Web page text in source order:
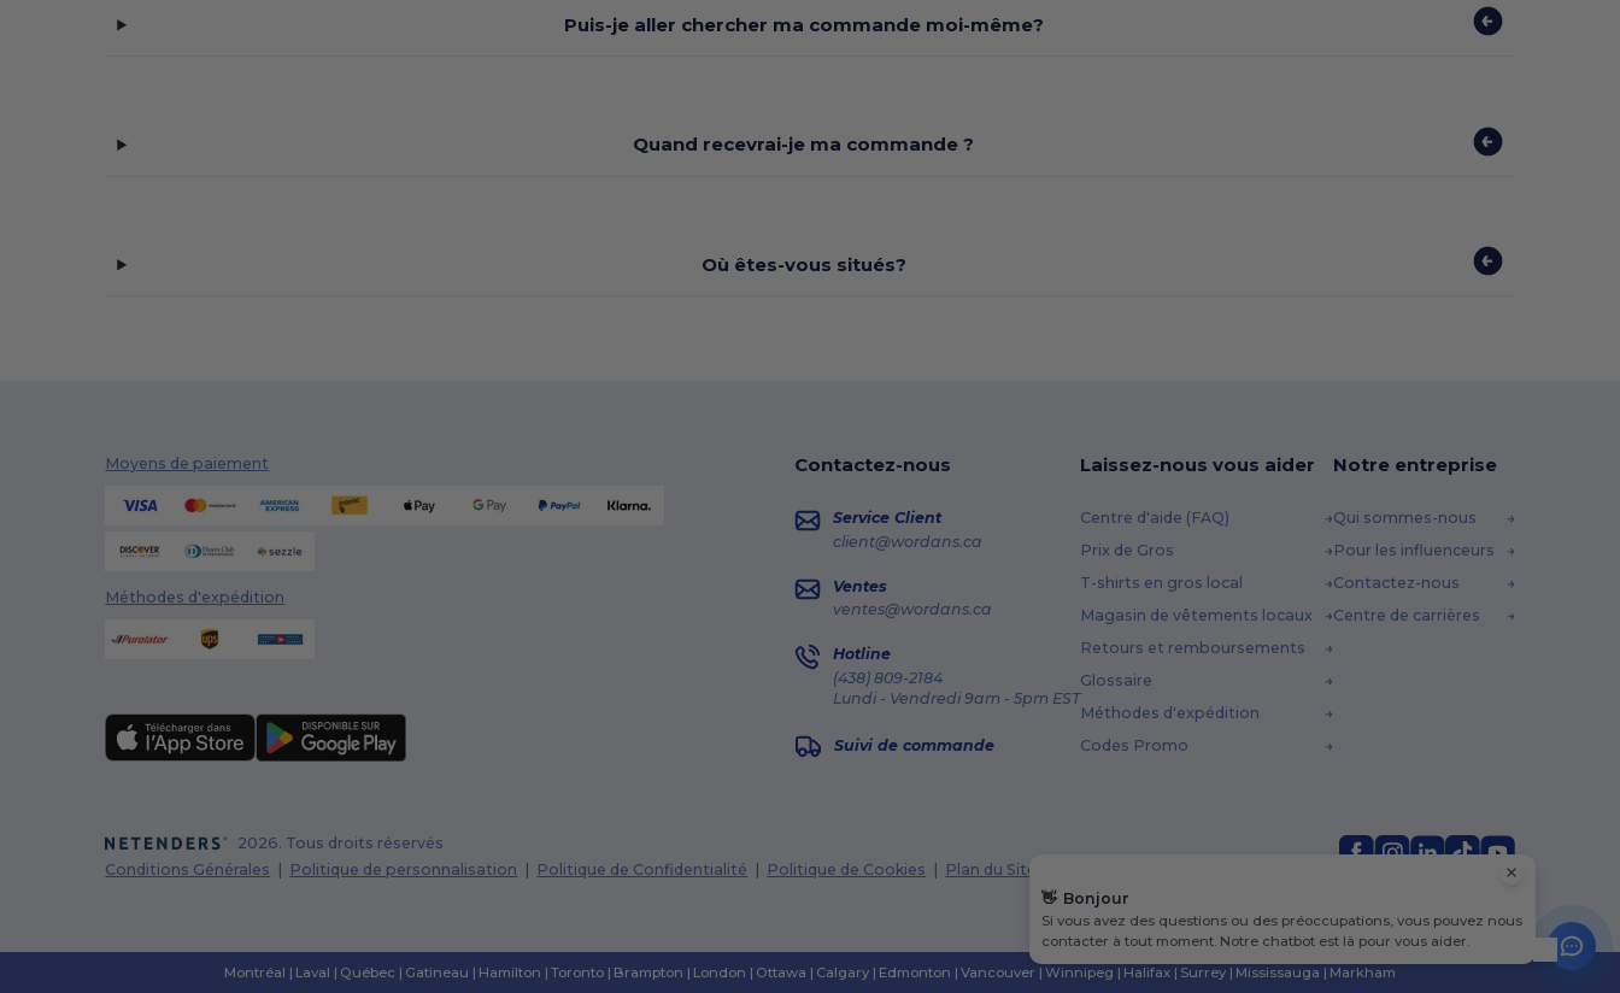
Puis-je aller chercher ma commande moi-même?
Quand recevrai-je ma commande ?
Où êtes-vous situés?
Moyens de paiement
Méthodes d'expédition
Contactez-nous
Service Client
client@wordans.ca
Ventes
ventes@wordans.ca
Hotline
(438) 809-2184
Lundi - Vendredi 9am - 5pm EST
Suivi de commande
Laissez-nous vous aider
Centre d'aide (FAQ)
Prix de Gros
T-shirts en gros local
Magasin de vêtements locaux
Retours et remboursements
Glossaire
Méthodes d'expédition
Codes Promo
Notre entreprise
Qui sommes-nous
Pour les influenceurs
Contactez-nous
Centre de carrières
2026. Tous droits réservés
Conditions Générales
Politique de personnalisation Politique de Confidentialité Politique de Cookies Plan du Site
Montréal | Laval | Québec | Gatineau | Hamilton | Toronto | Brampton | London | Ottawa | Calgary | Edmonton | Vancouver | Winnipeg | Halifax | Surrey | Mississauga | Markham
👋 Bonjour
Si vous avez des questions ou des préoccupations, vous pouvez nous
contacter à tout moment. Notre chatbot est là pour vous aider.